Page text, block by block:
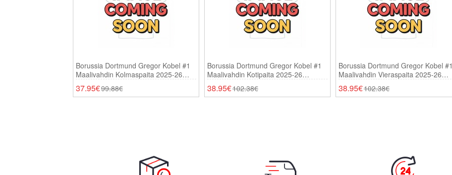
Borussia Dortmund Gregor Kobel #1
Maalivahdin Kolmaspaita 2025-26
Lyhythihainen
37.95€99.88€
Borussia Dortmund Gregor Kobel #1
Maalivahdin Kotipaita 2025-26
Pitkähihainen
38.95€102.38€
Borussia Dortmund Gregor Kobel #1
Maalivahdin Vieraspaita 2025-26
Pitkähihainen
38.95€102.38€